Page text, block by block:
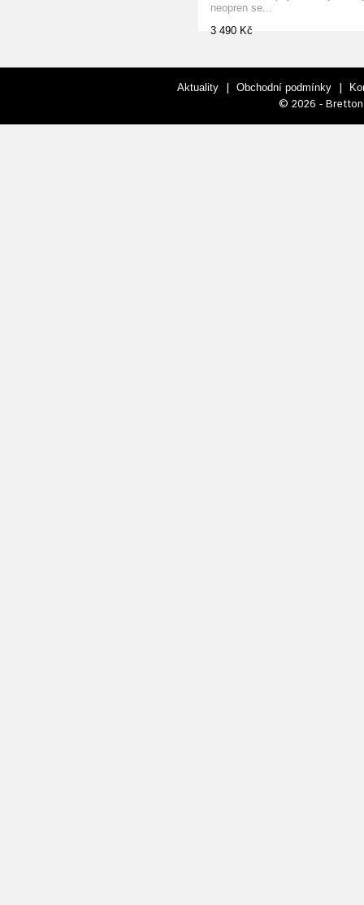
neopren se...
3 490 Kč
Aktuality | Obchodní podmínky |
© 2026 - Bretton